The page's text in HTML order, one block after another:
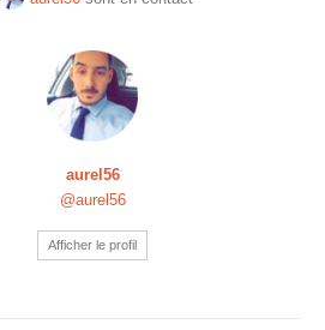
aurel56
@aurel56
Afficher le profil